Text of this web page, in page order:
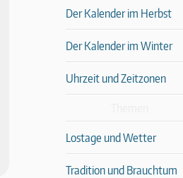
Der Kalender im Herbst
Der Kalender im Winter
Uhrzeit und Zeitzonen
Lostage und Wetter
Tradition und Brauchtum